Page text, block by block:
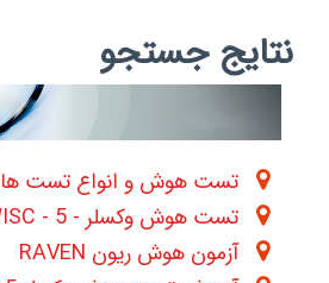
نتایج جستجو
تست هوش و انواع تست
تست هوش وکسلر - WISC - 5
آزمون هوش ریون RAVEN